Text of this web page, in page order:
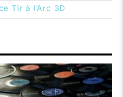
Tir à l’Arc 3D